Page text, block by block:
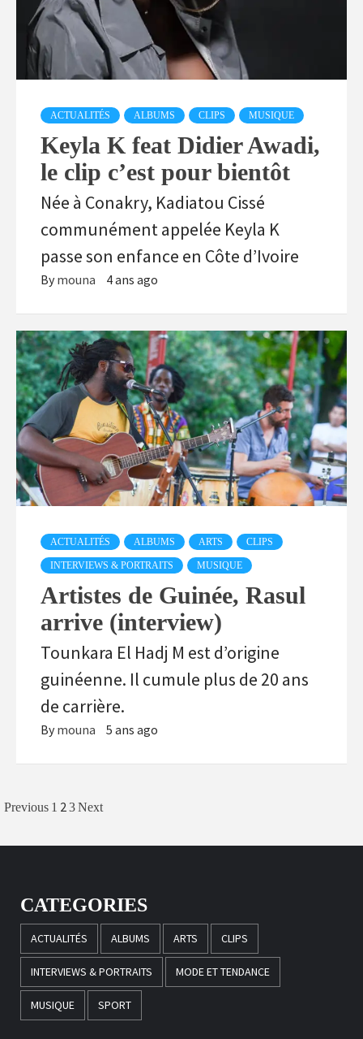
ACTUALITÉS ALBUMS CLIPS MUSIQUE
Keyla K feat Didier Awadi,
le clip c’est pour bientôt
Née à Conakry, Kadiatou Cissé
communément appelée Keyla K
passe son enfance en Côte d’Ivoire
By mouna 4 ans ago
ACTUALITÉS ALBUMS ARTS CLIPS
INTERVIEWS & PORTRAITS MUSIQUE
Artistes de Guinée, Rasul
arrive (interview)
Tounkara El Hadj M est d’origine
guinéenne. Il cumule plus de 20 ans
de carrière.
By mouna 5 ans ago
Navigation
Previous 1 2 3Next
CATEGORIES
ACTUALITÉS ALBUMS ARTS CLIPS
INTERVIEWS & PORTRAITS MODE ET TENDANCE
MUSIQUE SPORT